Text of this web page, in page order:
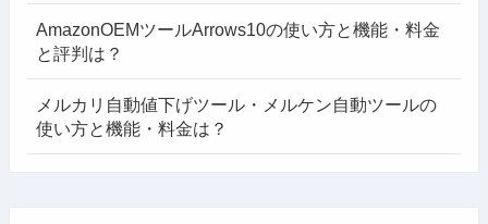
AmazonOEMツールArrows10の使い方と機能・料金
と評判は？
メルカリ自動値下げツール・メルケン自動ツールの
使い方と機能・料金は？